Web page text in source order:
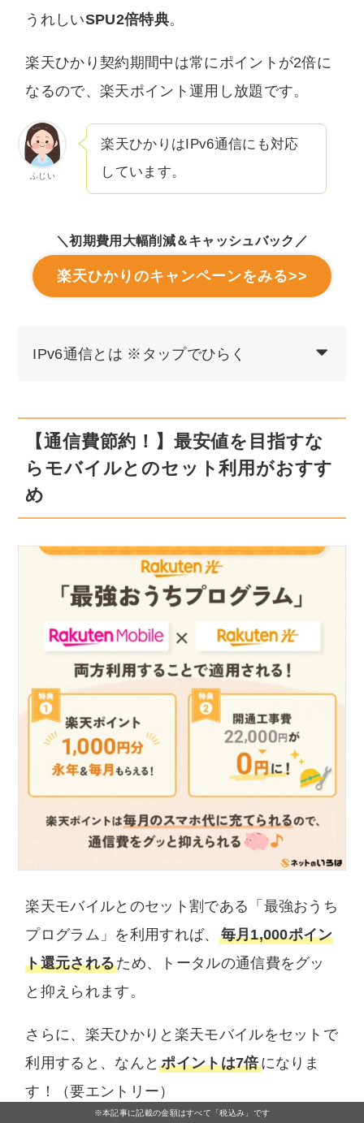
※本記事に記載の金額はすべて「税込み」です
うれしいSPU2倍特典。
楽天ひかり契約期間中は常にポイントが2倍に
なるので、楽天ポイント運用し放題です。
ふじい
楽天ひかりはIPv6通信にも対応
しています。
＼初期費用大幅削減＆キャッシュバック／
楽天ひかりのキャンペーンをみる>>
IPv6通信とは ※タップでひらく
【通信費節約！】最安値を目指すな
らモバイルとのセット利用がおすす
め
楽天モバイルとのセット割である「最強おうち
プログラム」を利用すれば、 毎月1,000ポイン
ト還元されるため、トータルの通信費をグッ
と抑えられます。
さらに、楽天ひかりと楽天モバイルをセットで
利用すると、なんとポイントは7倍になりま
す！（要エントリー）